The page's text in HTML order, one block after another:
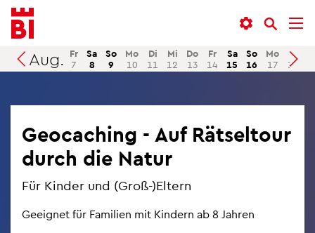
In­
halt
an­
sprin­
Menü
an­
sprin­
gen
Suche
an­
sprin­
gen
Suchen
Aug. Fr
7
Sa
8
So
9
Mo
10
Di
11
Mi
12
Do
13
Fr
14
Sa
15
So
16
Mo
17
Di
18
Geo­caching - Auf Rät­sel­tour
durch die Natur
Für Kin­der und (Groß-)El­tern
Ge­eig­net für Fa­mi­li­en mit Kin­dern ab 8 Jah­ren